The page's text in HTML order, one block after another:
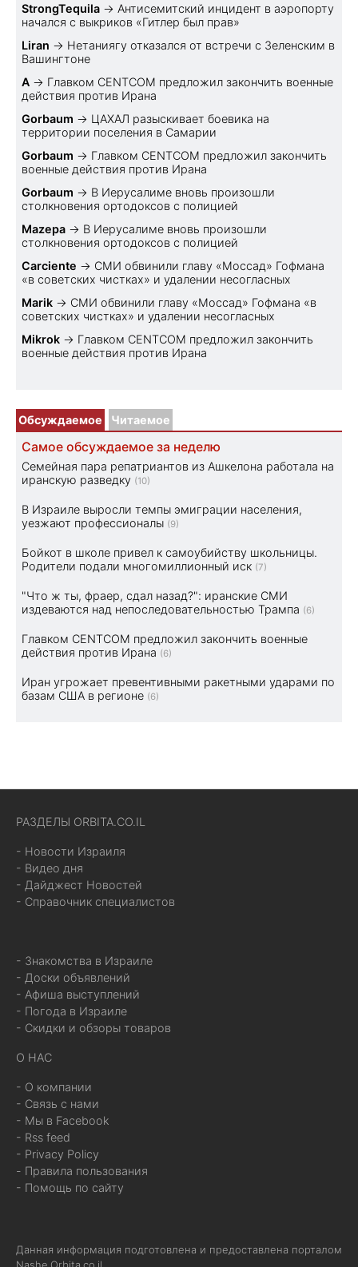
StrongTequila → Антисемитский инцидент в аэропорту
начался с выкриков «Гитлер был прав»
Liran → Нетаниягу отказался от встречи с Зеленским в
Вашингтоне
A → Главком CENTCOM предложил закончить военные
действия против Ирана
Gorbaum → ЦАХАЛ разыскивает боевика на
территории поселения в Самарии
Gorbaum → Главком CENTCOM предложил закончить
военные действия против Ирана
Gorbaum → В Иерусалиме вновь произошли
столкновения ортодоксов с полицией
Mazepa → В Иерусалиме вновь произошли
столкновения ортодоксов с полицией
Carciente → СМИ обвинили главу «Моссад» Гофмана
«в советских чистках» и удалении несогласных
Marik → СМИ обвинили главу «Моссад» Гофмана «в
советских чистках» и удалении несогласных
Mikrok → Главком CENTCOM предложил закончить
военные действия против Ирана
Обсуждаемое Читаемое
Самое обсуждаемое за неделю
Семейная пара репатриантов из Ашкелона работала на
иранскую разведку (10)
В Израиле выросли темпы эмиграции населения,
уезжают профессионалы (9)
Бойкот в школе привел к самоубийству школьницы.
Родители подали многомиллионный иск (7)
"Что ж ты, фраер, сдал назад?": иранские СМИ
издеваются над непоследовательностью Трампа (6)
Главком CENTCOM предложил закончить военные
действия против Ирана (6)
Иран угрожает превентивными ракетными ударами по
базам США в регионе (6)
РАЗДЕЛЫ ORBITA.CO.IL
- Новости Израиля
- Видео дня
- Дайджест Новостей
- Справочник специалистов
- Знакомства в Израиле
- Доски объявлений
- Афиша выступлений
- Погода в Израиле
- Скидки и обзоры товаров
О НАС
- О компании
- Связь с нами
- Мы в Facebook
- Rss feed
- Privacy Policy
- Правила пользования
- Помощь по сайту
Данная информация подготовлена и предоставлена порталом